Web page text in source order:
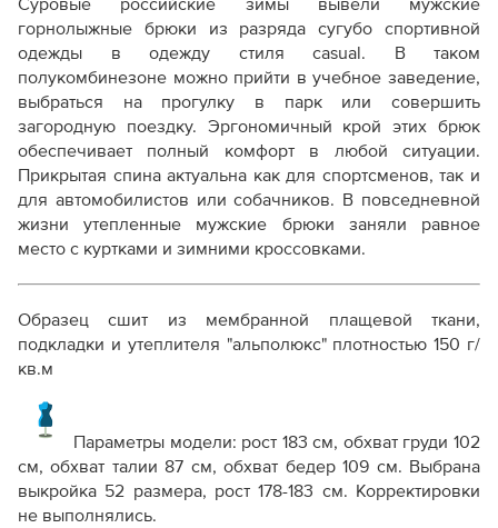
Суровые российские зимы вывели мужские
горнолыжные брюки из разряда сугубо спортивной
одежды в одежду стиля casual. В таком
полукомбинезоне можно прийти в учебное заведение,
выбраться на прогулку в парк или совершить
загородную поездку. Эргономичный крой этих брюк
обеспечивает полный комфорт в любой ситуации.
Прикрытая спина актуальна как для спортсменов, так и
для автомобилистов или собачников. В повседневной
жизни утепленные мужские брюки заняли равное
место с куртками и зимними кроссовками.
Образец сшит из мембранной плащевой ткани,
подкладки и утеплителя "альполюкс" плотностью 150 г/
кв.м
Параметры модели: рост 183 см, обхват груди 102
см, обхват талии 87 см, обхват бедер 109 см. Выбрана
выкройка 52 размера, рост 178-183 см. Корректировки
не выполнялись.